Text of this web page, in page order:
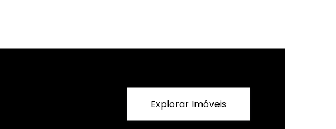
Explorar Imóveis